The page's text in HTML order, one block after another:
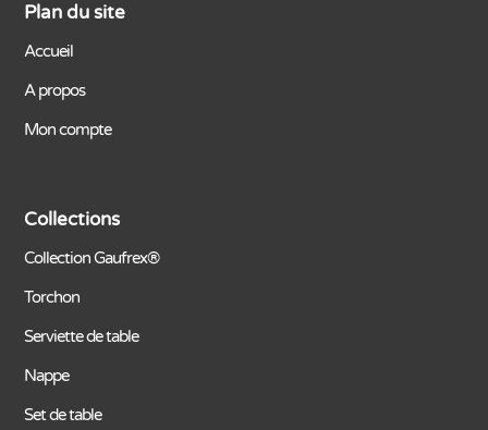
Plan du site
Accueil
A propos
Mon compte
Collections
Collection Gaufrex®
Torchon
Serviette de table
Nappe
Set de table